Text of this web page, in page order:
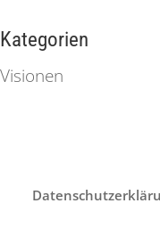
Kategorien
Visionen